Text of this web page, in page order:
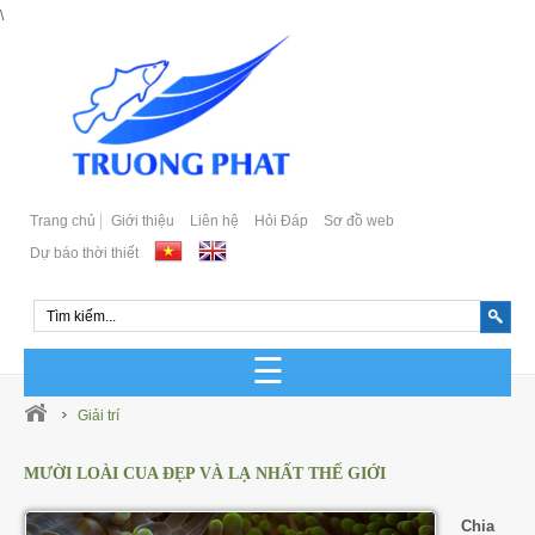
\
Trang chủ Giới thiệu Liên hệ Hỏi Đáp
Sơ đồ web
Dự báo thời thiết
GIỐNG CÁ BIỂN TỰ NHIÊN
GIỐNG CÁ MÚ SẢN XUẤT
Giải trí
MƯỜI LOÀI CUA ĐẸP VÀ LẠ NHẤT THẾ GIỚI
Chia